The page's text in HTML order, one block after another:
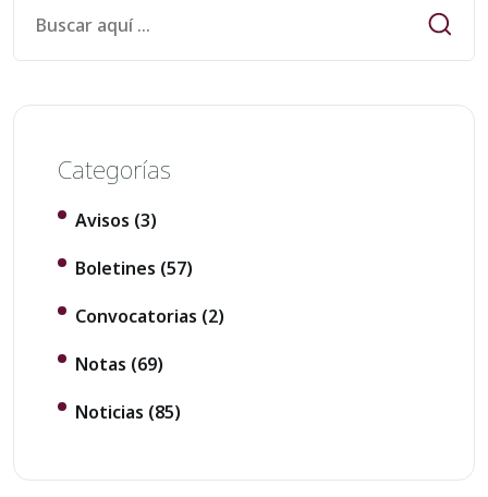
Categorías
Avisos (3)
Boletines (57)
Convocatorias (2)
Notas (69)
Noticias (85)